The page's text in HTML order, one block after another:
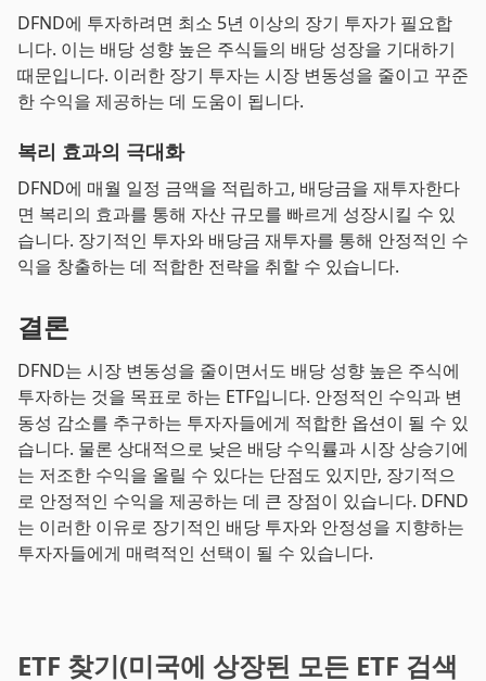
DFND에 투자하려면 최소 5년 이상의 장기 투자가 필요합
니다. 이는 배당 성향 높은 주식들의 배당 성장을 기대하기
때문입니다. 이러한 장기 투자는 시장 변동성을 줄이고 꾸준
한 수익을 제공하는 데 도움이 됩니다.
복리 효과의 극대화
DFND에 매월 일정 금액을 적립하고, 배당금을 재투자한다
면 복리의 효과를 통해 자산 규모를 빠르게 성장시킬 수 있
습니다. 장기적인 투자와 배당금 재투자를 통해 안정적인 수
익을 창출하는 데 적합한 전략을 취할 수 있습니다.
결론
DFND는 시장 변동성을 줄이면서도 배당 성향 높은 주식에
투자하는 것을 목표로 하는 ETF입니다. 안정적인 수익과 변
동성 감소를 추구하는 투자자들에게 적합한 옵션이 될 수 있
습니다. 물론 상대적으로 낮은 배당 수익률과 시장 상승기에
는 저조한 수익을 올릴 수 있다는 단점도 있지만, 장기적으
로 안정적인 수익을 제공하는 데 큰 장점이 있습니다. DFND
는 이러한 이유로 장기적인 배당 투자와 안정성을 지향하는
투자자들에게 매력적인 선택이 될 수 있습니다.
ETF 찾기(미국에 상장된 모든 ETF 검색